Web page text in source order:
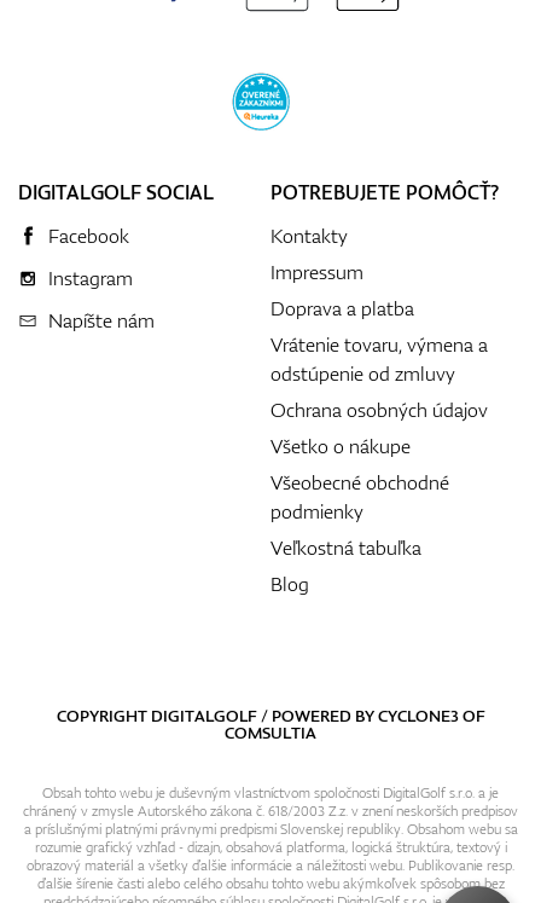
DIGITALGOLF SOCIAL
Facebook
Instagram
Napíšte nám
POTREBUJETE POMÔCŤ?
Kontakty
Impressum
Doprava a platba
Vrátenie tovaru, výmena a
odstúpenie od zmluvy
Ochrana osobných údajov
Všetko o nákupe
Všeobecné obchodné
podmienky
Veľkostná tabuľka
Blog
COPYRIGHT DIGITALGOLF / POWERED BYCYCLONE3OF
COMSULTIA
Obsah tohto webu je duševným vlastníctvom spoločnosti DigitalGolf s.r.o. a je
chránený v zmysle Autorského zákona č. 618/2003 Z.z. v znení neskorších predpisov
a príslušnými platnými právnymi predpismi Slovenskej republiky. Obsahom webu sa
rozumie grafický vzhľad - dizajn, obsahová platforma, logická štruktúra, textový i
obrazový materiál a všetky ďalšie informácie a náležitosti webu. Publikovanie resp.
ďalšie šírenie časti alebo celého obsahu tohto webu akýmkoľvek spôsobom bez